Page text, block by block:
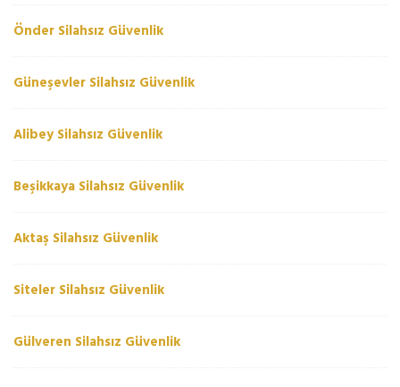
Önder Silahsız Güvenlik
Güneşevler Silahsız Güvenlik
Alibey Silahsız Güvenlik
Beşikkaya Silahsız Güvenlik
Aktaş Silahsız Güvenlik
Siteler Silahsız Güvenlik
Gülveren Silahsız Güvenlik